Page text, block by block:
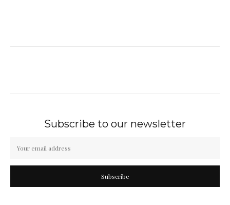
Subscribe to our newsletter
Subscribe